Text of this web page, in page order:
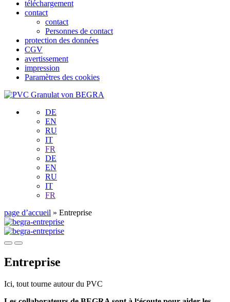
téléchargement
contact
contact
Personnes de contact
protection des données
CGV
avertissement
impression
Paramètres des cookies
DE
EN
RU
IT
FR
DE
EN
RU
IT
FR
page d’accueil » Entreprise
Entreprise
Ici, tout tourne autour du PVC